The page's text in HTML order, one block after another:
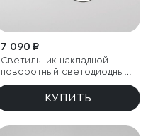
7 090 ₽
Светильник накладной
поворотный светодиодный
Smooth 10W 4000K черный
КУПИТЬ